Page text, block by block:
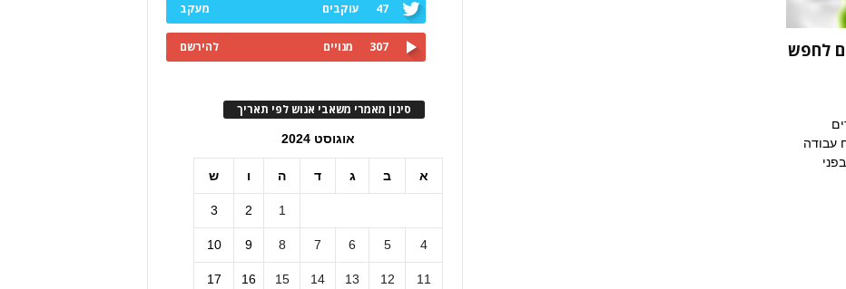
לחפש
עבודה
47 עוקבים מעקב
307 מנויים להירשם
סינון מאמרי משאבי אנוש לפי תאריך
אוגוסט 2024
א ב ג ד ה ו ש
1
2
3
4
5
6
7
8
9
10
11
12
13
14
15
16
17